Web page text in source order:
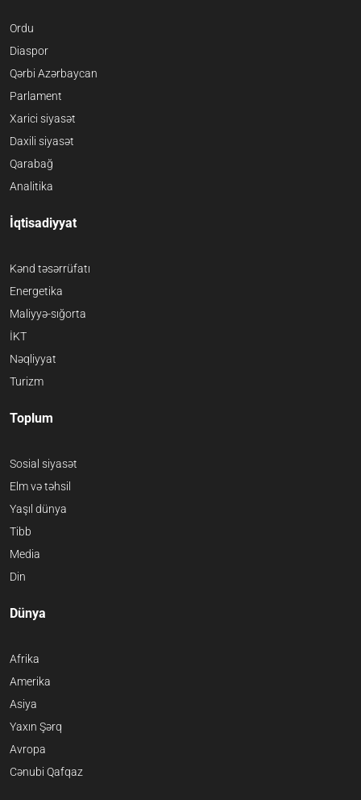
Ordu
Diaspor
Qərbi Azərbaycan
Parlament
Xarici siyasət
Daxili siyasət
Qarabağ
Analitika
İqtisadiyyat
Kənd təsərrüfatı
Energetika
Maliyyə-sığorta
İKT
Nəqliyyat
Turizm
Toplum
Sosial siyasət
Elm və təhsil
Yaşıl dünya
Tibb
Media
Din
Dünya
Afrika
Amerika
Asiya
Yaxın Şərq
Avropa
Cənubi Qafqaz